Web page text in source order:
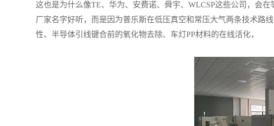
这也是为什么像TE、华为、安费诺、舜宇、WLCSP这些公司，会
厂家名字好听，而是因为普乐斯在低压真空和常压大气两条技术
性、半导体引线键合前的氧化物去除、车灯PP材料的在线活化，